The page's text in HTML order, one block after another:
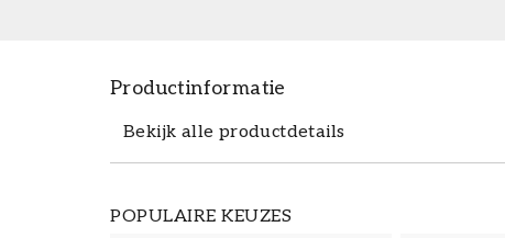
Productinformatie
Bekijk alle productdetails
POPULAIRE KEUZES